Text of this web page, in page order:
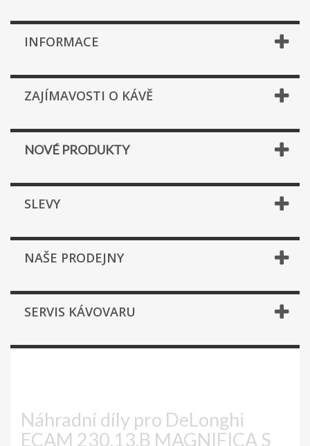
INFORMACE
ZAJÍMAVOSTI O KÁVĚ
NOVÉ PRODUKTY
SLEVY
NAŠE PRODEJNY
SERVIS KÁVOVARU
Náhradní díly pro DeLonghi
ECAM 230.13.B MAGNIFICA S